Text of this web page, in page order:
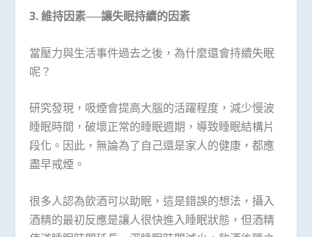
3. 維持因素──讓失眠持續的因素
當壓力與生活事件過去之後，為什麼還會持續失眠
呢？
研究發現，吸煙會提高大腦的活躍程度，減少慢波
睡眠時間，破壞正常的睡眠週期，導致睡眠結構片
段化。因此，無論為了自己還是家人的健康，都應
盡早戒煙。
很多人認為飲酒可以助眠，這是錯誤的想法，攝入
酒精的最初反應是讓人很快進入睡眠狀態，但酒精